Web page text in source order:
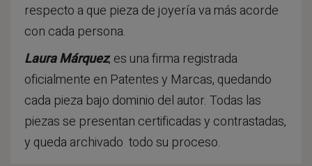
respecto a que pieza de joyería va más acorde
con cada persona.
Laura Márquez, es una firma registrada
oficialmente en Patentes y Marcas, quedando
cada pieza bajo dominio del autor. Todas las
piezas se presentan certificadas y contrastadas,
y queda archivado todo su proceso.